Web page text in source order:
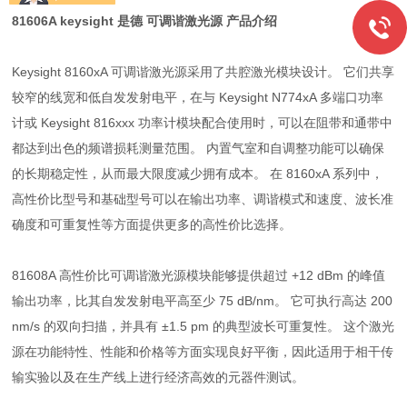
81606A keysight 是德 可调谐激光源 产品介绍
Keysight 8160xA 可调谐激光源采用了共腔激光模块设计。 它们共享
较窄的线宽和低自发发射电平，在与 Keysight N774xA 多端口功率
计或 Keysight 816xxx 功率计模块配合使用时，可以在阻带和通带中
都达到出色的频谱损耗测量范围。 内置气室和自调整功能可以确保
的长期稳定性，从而最大限度减少拥有成本。 在 8160xA 系列中，
高性价比型号和基础型号可以在输出功率、调谐模式和速度、波长准
确度和可重复性等方面提供更多的高性价比选择。
81608A 高性价比可调谐激光源模块能够提供超过 +12 dBm 的峰值
输出功率，比其自发发射电平高至少 75 dB/nm。 它可执行高达 200
nm/s 的双向扫描，并具有 ±1.5 pm 的典型波长可重复性。 这个激光
源在功能特性、性能和价格等方面实现良好平衡，因此适用于相干传
输实验以及在生产线上进行经济高效的元器件测试。